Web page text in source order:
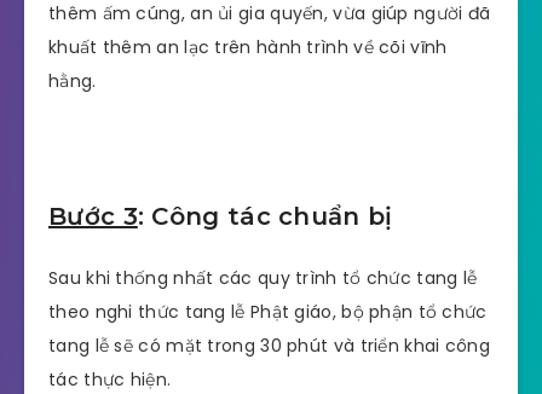
thêm ấm cúng, an ủi gia quyến, vừa giúp người đã
khuất thêm an lạc trên hành trình về cõi vĩnh
hằng.